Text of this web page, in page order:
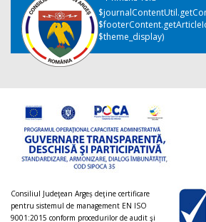
$theme_display)
Consiliul Judeţean Argeș deţine certificare
pentru sistemul de management EN ISO
9001:2015 conform procedurilor de audit şi